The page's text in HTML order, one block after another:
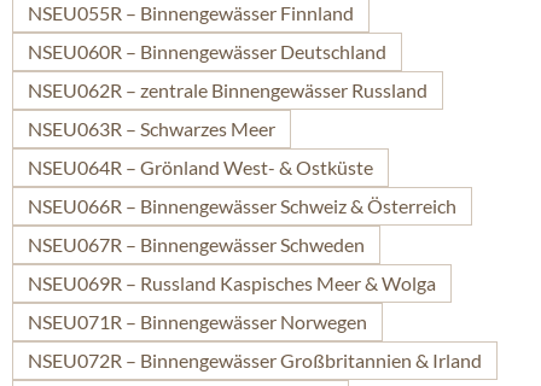
NSEU055R – Binnengewässer Finnland
NSEU060R – Binnengewässer Deutschland
NSEU062R – zentrale Binnengewässer Russland
NSEU063R – Schwarzes Meer
NSEU064R – Grönland West- & Ostküste
NSEU066R – Binnengewässer Schweiz & Österreich
NSEU067R – Binnengewässer Schweden
NSEU069R – Russland Kaspisches Meer & Wolga
NSEU071R – Binnengewässer Norwegen
NSEU072R – Binnengewässer Großbritannien & Irland